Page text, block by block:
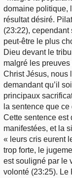
domaine politique,
résultat désiré.
(23:22),
peut-être le plus
Dieu devant le
malgré les preuves
Christ Jésus, nous
demandant qu’il
principaux
la sentence que
Cette sentence est
manifestées, et la
« leurs cris eurent
trop forte, le
est souligné par le
volonté (23:25). Le